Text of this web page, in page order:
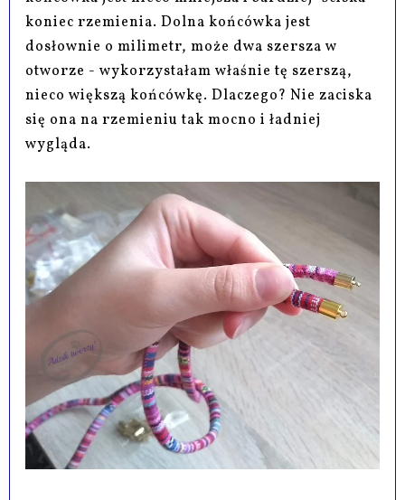
koniec rzemienia. Dolna końcówka jest
dosłownie o milimetr, może dwa szersza w
otworze - wykorzystałam właśnie tę szerszą,
nieco większą końcówkę. Dlaczego? Nie zaciska
się ona na rzemieniu tak mocno i ładniej
wygląda.